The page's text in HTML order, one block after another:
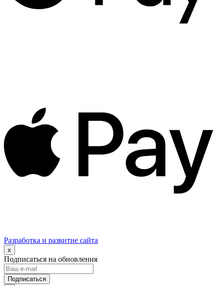
Разработка и развитие сайта
x
Подписаться на обновления